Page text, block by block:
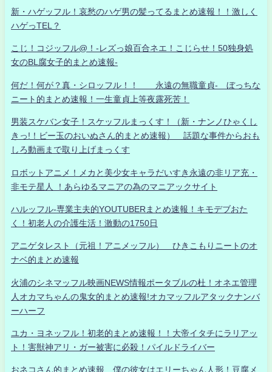
新・ハゲッフル！哀愁のハゲ男の髪ってるまとめ速報！！激しく
ハゲっTEL？
こじ！コジッフル@！-レズっ娘百合ネエ！こじらせ！50独身処
女のBL腐女子的まとめ速報-
何だ！何が？真・シロッフル！！ 永遠の無職童貞- ぼっちな
ニート的まとめ速報！一生童貞上等夜露死苦！
男装スケバン女子！スケッフルまっくす！（新・ナンノひゃくし
きっ!！ビー玉のおいぬさん的まとめ速報） 話題な事件からおも
しろ動画まで取り上げまっくす
ロボットアニメ！メカと美少女キャラだいすき永遠の非リア充・
非モテ星人 ！あらゆるマニアの為のマニアックサイト
ハルッフル-専業主夫的YOUTUBERまとめ速報！キモデブおた
く！初老人の介護生活！激動の1750日
アニゲタレスト（元祖！アニメッフル） ひきこもりニートのオ
ナベ的まとめ速報
火浦のシネマッフル映画NEWS情報ポータブルの杜！オネエ管理
人オカマちゃんの鬼女的まとめ速報!オカマッフルアタックナンバ
ーハーフ
ユカ・ヨネッフル！初老的まとめ速報！！大帝イタチにラリアッ
ト！害獣神アリ・ガー被害に必殺！パイルドライバー
おネコさん的まとめ速報 僕の彼女はエリーちゃん人形！豆腐メ